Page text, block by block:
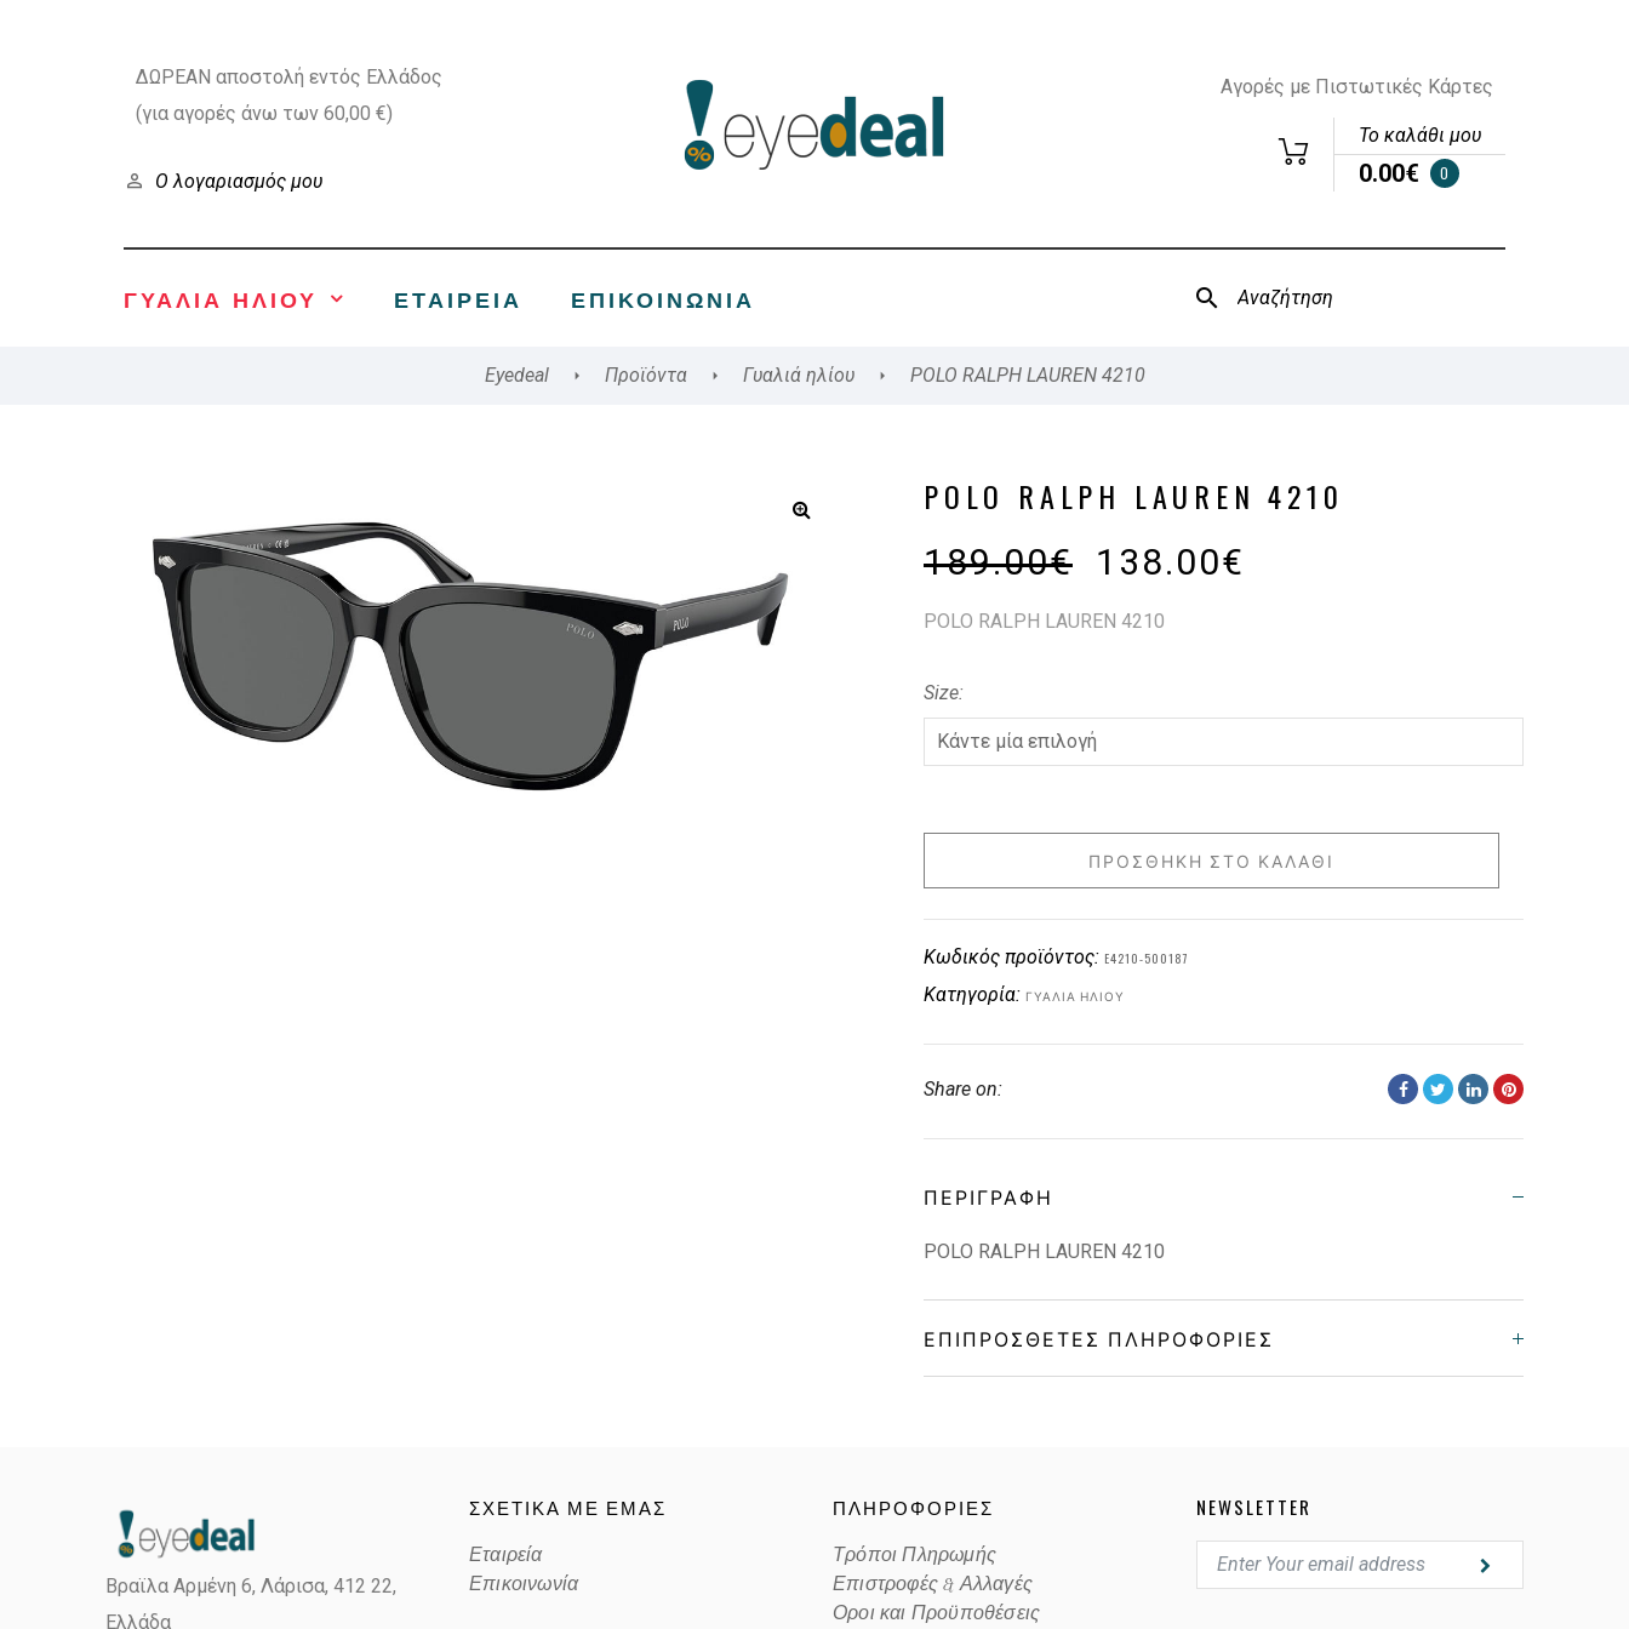
ΔΩΡΕΑΝ αποστολή εντός Ελλάδος
(για αγορές άνω των 60,00 €)
Ο λογαριασμός μου
Αγορές με Πιστωτικές Κάρτες
Το καλάθι μου
0.00€ 0
ΓΥΑΛΙΑ ΗΛΙΟΥ ΕΤΑΙΡΕΊΑ ΕΠΙΚΟΙΝΩΝΊΑ
Eyedeal Προϊόντα Γυαλιά ηλίου POLO RALPH LAUREN 4210
POLO RALPH LAUREN 4210
189.00€ 138.00€
POLO RALPH LAUREN 4210
Size
ΠΡΟΣΘΉΚΗ ΣΤΟ ΚΑΛΆΘΙ
Κωδικός προϊόντος: E4210-500187
Κατηγορία: ΓΥΑΛΙΆ ΗΛΊΟΥ
Share on:
ΠΕΡΙΓΡΑΦΉ
POLO RALPH LAUREN 4210
ΕΠΙΠΡΌΣΘΕΤΕΣ ΠΛΗΡΟΦΟΡΊΕΣ
Lens Color
Βραϊλα Αρμένη 6, Λάρισα, 412 22,
Ελλάδα
ΣΧΕΤΙΚΑ ΜΕ ΕΜΑΣ
Εταιρεία
Επικοινωνία
ΠΛΗΡΟΦΟΡΙΕΣ
Τρόποι Πληρωμής
Επιστροφές & Αλλαγές
Οροι και Προϋποθέσεις
NEWSLETTER